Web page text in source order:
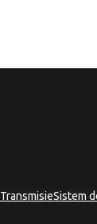
TransmisieSistem